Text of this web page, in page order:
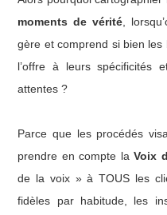
moments de vérité ,
gère et comprend si bien
l’offre à leurs spécificités
attentes ?
Parce que les procédés
prendre en compte laVoix
de la voix » à TOUS les
fidèles par habitude, les